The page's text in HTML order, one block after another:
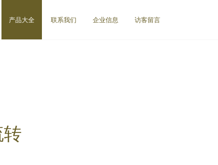
产品大全 联系我们 企业信息 访客留言